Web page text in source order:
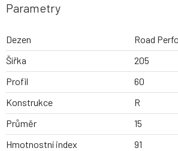
Parametry
Dezen
Road
Šířka
205
Profil
60
Konstrukce
R
Průměr
15
Hmotnostní index
91